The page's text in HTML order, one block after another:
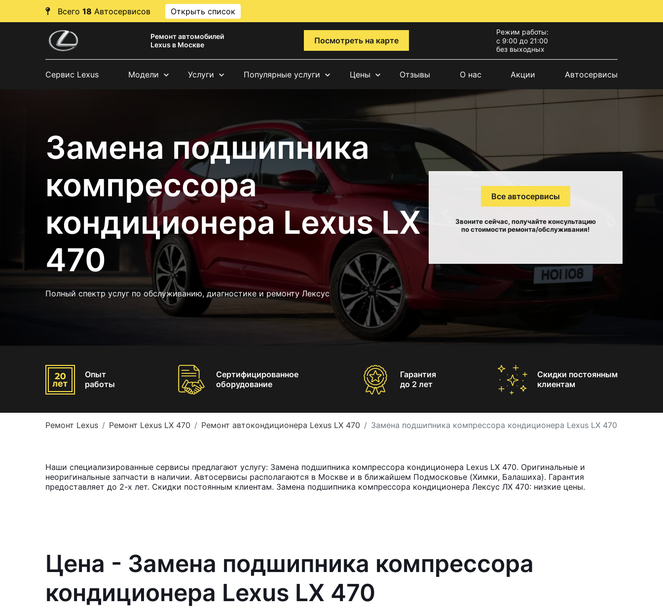
Всего 18 Автосервисов Открыть список
Ремонт автомобилей
Lexus в Москве
Посмотреть на карте
Режим работы:
с 9:00 до 21:00
без выходных
Сервис Lexus Модели Услуги Популярные услуги Цены Отзывы О нас Акции Автосервисы
Замена подшипника
компрессора
кондиционера Lexus LX
470
Полный спектр услуг по обслуживанию, диагностике и ремонту Лексус
Все автосервисы
Звоните сейчас, получайте консультацию
по стоимости ремонта/обслуживания!
Опыт
работы
Сертифицированное
оборудование
Гарантия
до 2 лет
Скидки постоянным
клиентам
Ремонт Lexus Ремонт Lexus LX 470 Ремонт автокондиционера Lexus LX 470 Замена подшипника компрессора кондиционера Lexus LX 470
Наши специализированные сервисы предлагают услугу: Замена подшипника компрессора кондиционера Lexus LX 470. Оригинальные и
неоригинальные запчасти в наличии. Автосервисы располагаются в Москве и в ближайшем Подмосковье (Химки, Балашиха). Гарантия
предоставляет до 2-х лет. Скидки постоянным клиентам. Замена подшипника компрессора кондиционера Лексус ЛХ 470: низкие цены.
Цена - Замена подшипника компрессора
кондиционера Lexus LX 470